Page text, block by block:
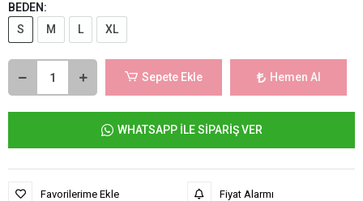
BEDEN:
S
M L XL
Sepete Ekle Hemen Al
WHATSAPP İLE SİPARİŞ VER
Favorilerime Ekle Fiyat Alarmı